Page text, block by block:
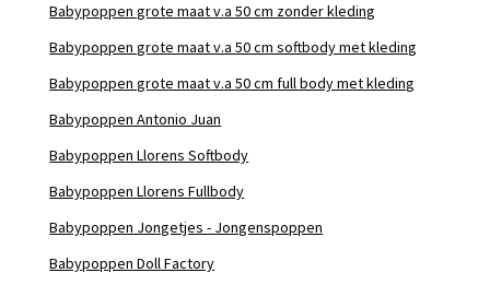
Babypoppen grote maat v.a 50 cm zonder kleding
Babypoppen grote maat v.a 50 cm softbody met kleding
Babypoppen grote maat v.a 50 cm full body met kleding
Babypoppen Antonio Juan
Babypoppen Llorens Softbody
Babypoppen Llorens Fullbody
Babypoppen Jongetjes - Jongenspoppen
Babypoppen Doll Factory